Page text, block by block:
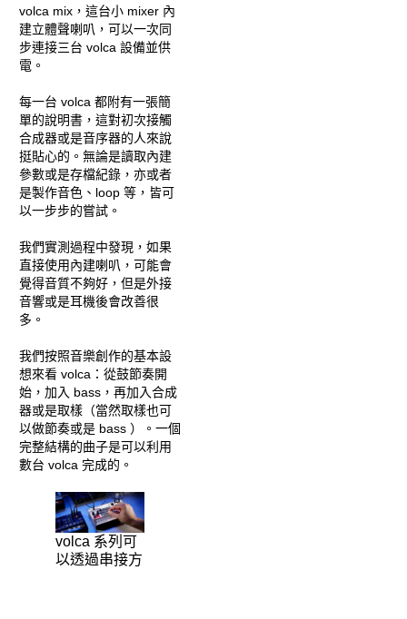
volca mix，這台小 mixer 內
建立體聲喇叭，可以一次同
步連接三台 volca 設備並供
電。
每一台 volca 都附有一張簡
單的說明書，這對初次接觸
合成器或是音序器的人來說
挺貼心的。無論是讀取內建
參數或是存檔紀錄，亦或者
是製作音色、loop 等，皆可
以一步步的嘗試。
我們實測過程中發現，如果
直接使用內建喇叭，可能會
覺得音質不夠好，但是外接
音響或是耳機後會改善很
多。
我們按照音樂創作的基本設
想來看 volca：從鼓節奏開
始，加入 bass，再加入合成
器或是取樣（當然取樣也可
以做節奏或是 bass ）。一個
完整結構的曲子是可以利用
數台 volca 完成的。
volca 系列可
以透過串接方